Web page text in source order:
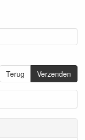
Terug Verzenden